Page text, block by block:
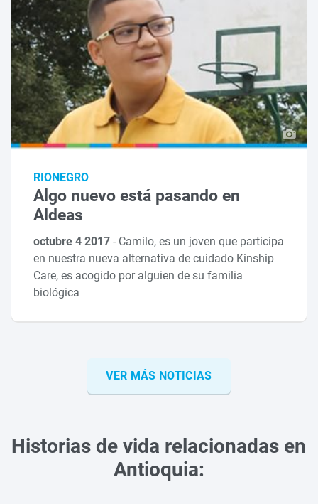
RIONEGRO
Algo nuevo está pasando en
Aldeas
octubre 4 2017- Camilo, es un joven que participa
en nuestra nueva alternativa de cuidado Kinship
Care, es acogido por alguien de su familia
biológica
VER MÁS NOTICIAS
Historias de vida relacionadas en
Antioquia: